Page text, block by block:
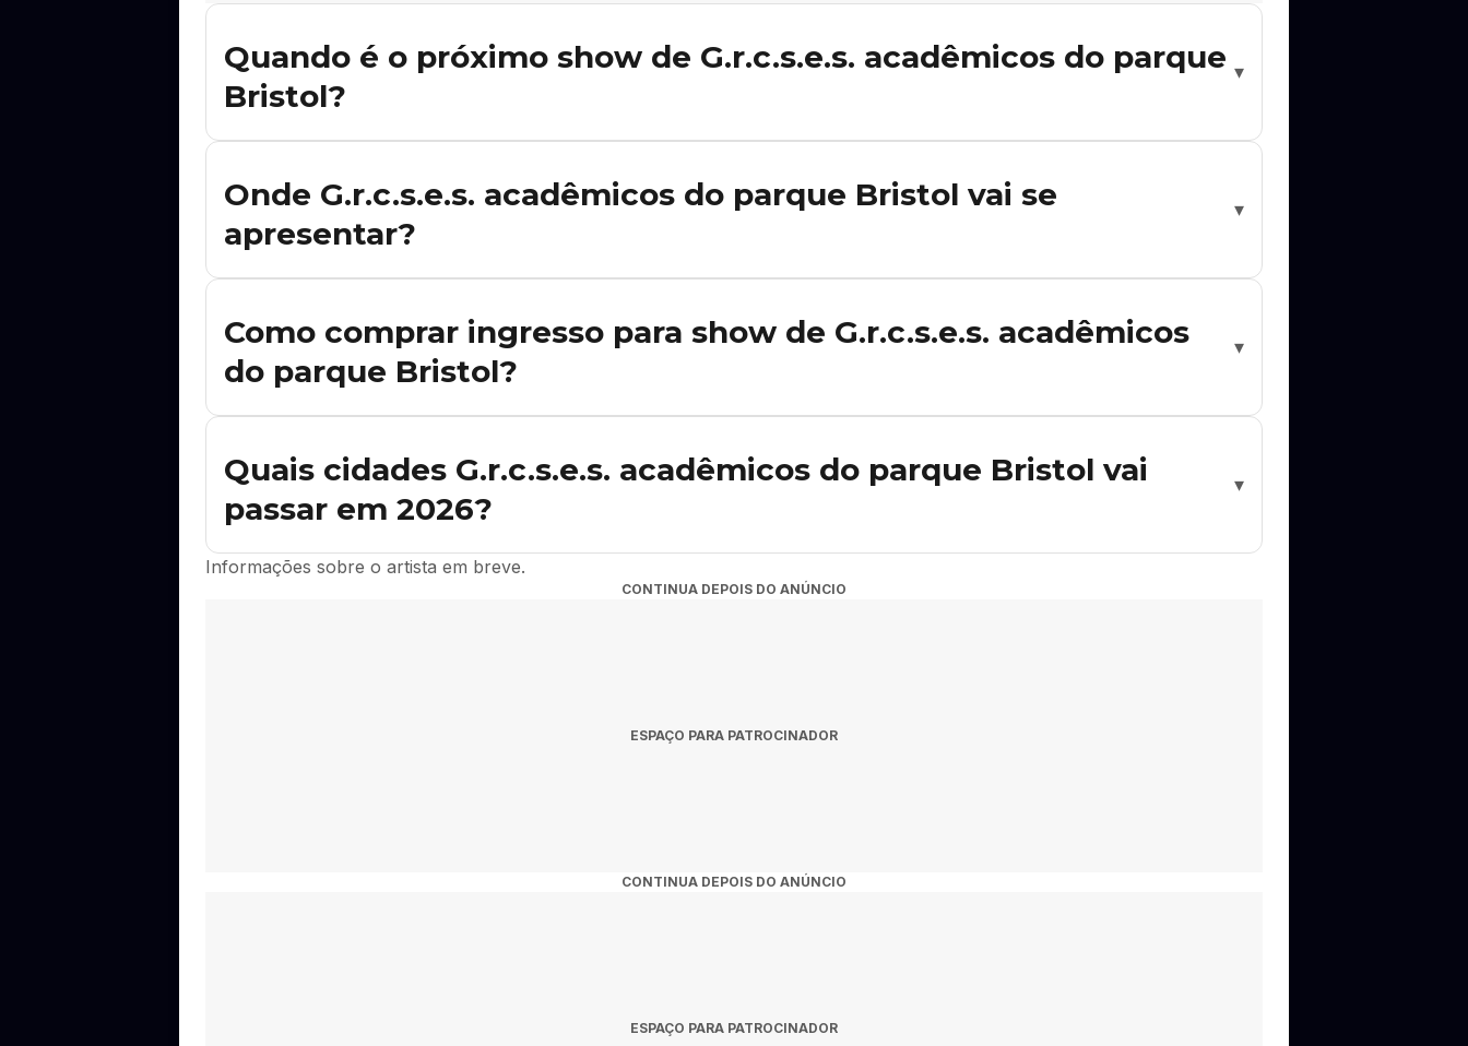
Quando é o próximo show de G.r.c.s.e.s. acadêmicos do parque
Bristol?
▾
Onde G.r.c.s.e.s. acadêmicos do parque Bristol vai se
apresentar?
▾
Como comprar ingresso para show de G.r.c.s.e.s. acadêmicos
do parque Bristol?
▾
Quais cidades G.r.c.s.e.s. acadêmicos do parque Bristol vai
passar em 2026?
▾
Ainda não há datas de G.r.c.s.e.s. acadêmicos do parque Bristol confirmadas para 2026 na nossa agenda. Fique atento às novidades no Rolê
Informações sobre o artista em breve.
CONTINUA DEPOIS DO ANÚNCIO
ESPAÇO PARA PATROCINADOR
CONTINUA DEPOIS DO ANÚNCIO
ESPAÇO PARA PATROCINADOR